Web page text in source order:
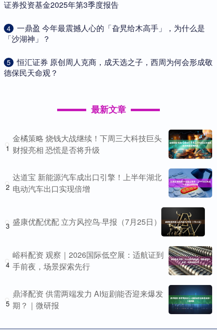
证券投资基金2025年第3季度报告
4
​一鼎盈 今年最震撼人心的「旮旯给木高手」，为什么是
「沙湖神」？
5
​恒汇证券 原创周人克商，成天选之子，西周为何会形成敬
德保民天命观？
最新文章
1
金橘策略 烧钱大战继续！下周三大科技巨头
财报亮相 恐慌是否将升级
2
达道宝 新能源汽车成出口引擎！上半年湖北
电动汽车出口实现倍增
3 盛康优配优配 立方风控鸟·早报（7月25日）
4
峪科配资 观察｜2026国际低空展：适航证到
手前夜，场景探索先行
5
鼎泽配资 供需两端发力 AI短剧能否迎来爆发
期？｜微研报